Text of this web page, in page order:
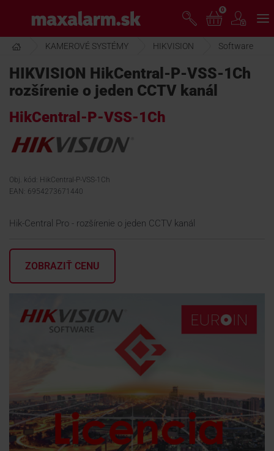
hlavnému
obsahu
www.maxalarm.sk
AKCIA MESIACA
PRODUKTY
SPOLOČNOSŤ
ŠKOLENIE
PODPORA
0
KAMEROVÉ SYSTÉMY HIKVISION Software
HIKVISION HikCentral-P-VSS-1Ch
rozšírenie o jeden CCTV kanál
HikCentral-P-VSS-1Ch
Obj. kód: HikCentral-P-VSS-1Ch
EAN: 6954273671440
Hik-Central Pro - rozšírenie o jeden CCTV kanál
ZOBRAZIŤ CENU